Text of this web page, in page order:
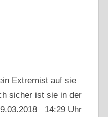
Extremist auf sie
sicher ist sie in der
14:29 Uhr